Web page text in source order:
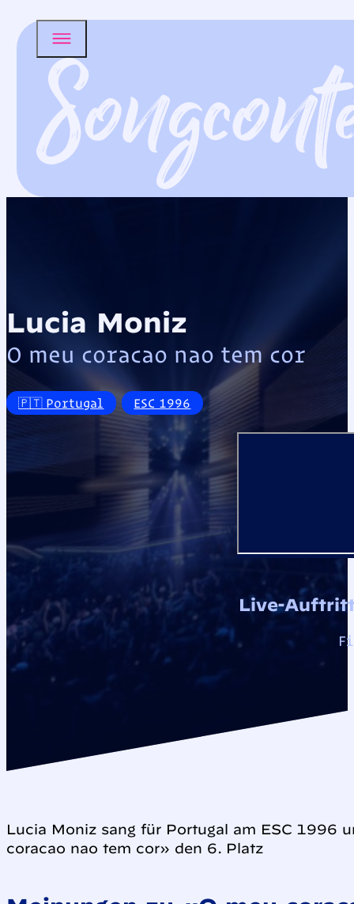
Lucia Moniz
O meu coracao nao tem cor
🇵🇹 Portugal ESC 1996
Live-
Lucia Moniz sang für Portugal am ESC 1996
coracao nao tem cor» den 6. Platz